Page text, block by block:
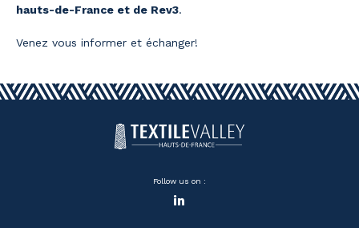
hauts-de-France et de Rev3.
Venez vous informer et échanger!
Follow us on :